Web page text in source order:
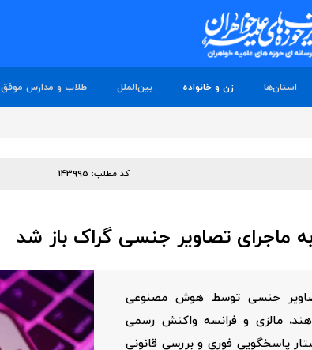
استان‌ها زن و خانواده بین‌الملل طلاب و مدارس موفق
کد مطلب: 143995
ماجرای تصاویر جنسی گراک باز شد
جنسی توسط هوش مصنوعی
مالزی و فرانسه واکنش رسمی
پاسخگویی فوری و بررسی قانونی